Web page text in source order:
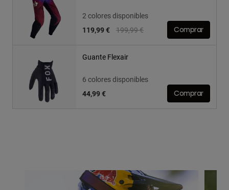
2 colores disponibles
Price reduced from
199,99 €to
119,99 € Comprar
Guante Flexair
6 colores disponibles
44,99 €
Comprar